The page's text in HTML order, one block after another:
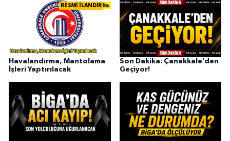
RESMİ İLANDIR
Havalandırma, Mantolama
İşleri Yaptırılacak
Son Dakika: Çanakkale’den
Geçiyor!